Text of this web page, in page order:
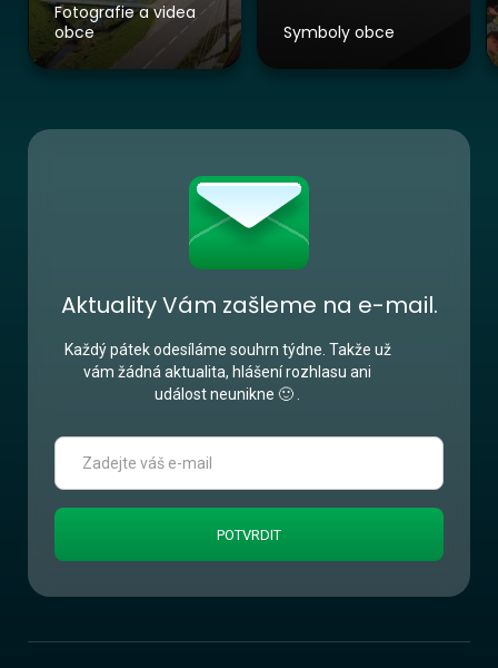
Fotografie a videa
obce
Symboly obce
Aktuality Vám zašleme na e-mail.
Každý pátek odesíláme souhrn týdne. Takže už
vám žádná aktualita, hlášení rozhlasu ani
událost neunikne 🙂 .